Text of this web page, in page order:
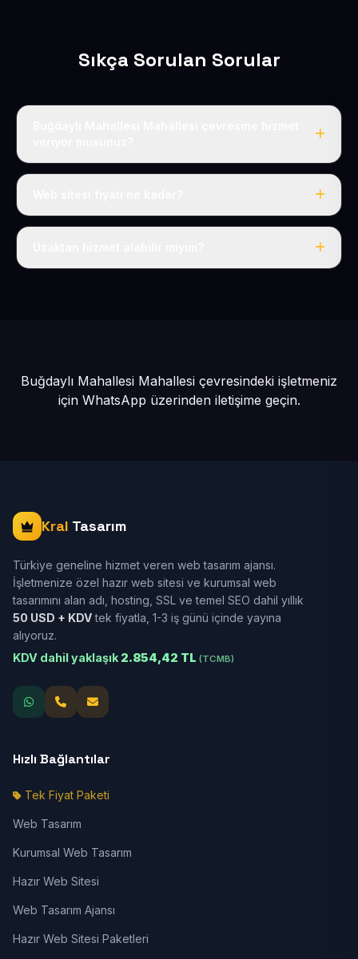
Sıkça Sorulan Sorular
Evet, Buğdaylı Mahallesi dahil tüm Güneşli ve Kocasinan
Tek fiyat: yılda 50 USD + KDV, her şey dahil.
Buğdaylı Mahallesi Mahallesi çevresindeki işletmeniz
için WhatsApp üzerinden iletişime geçin.
Kral Tasarım
Türkiye geneline hizmet veren web tasarım ajansı.
İşletmenize özel hazır web sitesi ve kurumsal web
tasarımını alan adı, hosting, SSL ve temel SEO dahil yıllık
50 USD + KDVtek fiyatla, 1-3 iş günü içinde yayına
alıyoruz.
KDV dahil yaklaşık 2.854,42 TL (TCMB)
Hızlı Bağlantılar
Tek Fiyat Paketi
Web Tasarım
Kurumsal Web Tasarım
Hazır Web Sitesi
Web Tasarım Ajansı
Hazır Web Sitesi Paketleri